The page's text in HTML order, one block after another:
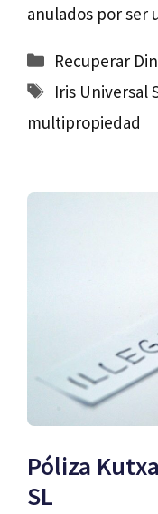
anulados por ser
Categorías
Recuperar
Etiquetas
Iris Universal
multipropiedad
Póliza
SL